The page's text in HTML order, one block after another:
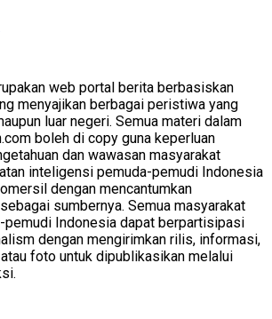
web portal berita berbasiskan
menyajikan berbagai peristiwa yang
luar negeri. Semua materi dalam
boleh di copy guna keperluan
dan wawasan masyarakat
inteligensi pemuda-pemudi Indonesia
dengan mencantumkan
sumbernya. Semua masyarakat
pemudi Indonesia dapat berpartisipasi
dengan mengirimkan rilis, informasi,
foto untuk dipublikasikan melalui